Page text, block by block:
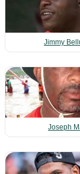
Jimmy
Joseph